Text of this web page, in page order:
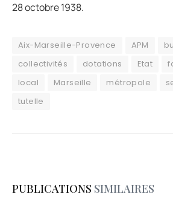
28 octobre 1938.
Aix-Marseille-Provence APM
collectivités
dotations Etat
local
Marseille métropole
tutelle
PUBLICATIONS SIMILAIRES